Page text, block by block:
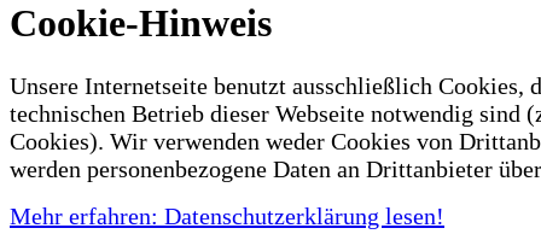
Cookie-Hinweis
Unsere Internetseite benutzt ausschließlich Cookies,
technischen Betrieb dieser Webseite notwendig sind
Cookies). Wir verwenden weder Cookies von
werden personenbezogene Daten an Drittanbieter
Mehr erfahren: Datenschutzerklärung lesen!